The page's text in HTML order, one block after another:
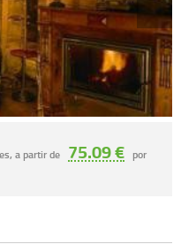
a partir de 75.09 € por